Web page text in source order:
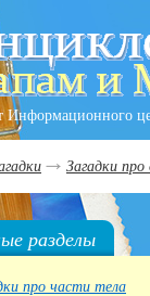
Информационного
Загадки
разделы
про части тела